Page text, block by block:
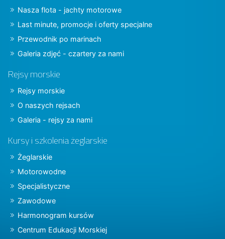
Nasza flota - jachty motorowe
Last minute, promocje i oferty specjalne
Przewodnik po marinach
Galeria zdjęć - czartery za nami
Rejsy morskie
Rejsy morskie
O naszych rejsach
Galeria - rejsy za nami
Kursy i szkolenia żeglarskie
Żeglarskie
Motorowodne
Specjalistyczne
Zawodowe
Harmonogram kursów
Centrum Edukacji Morskiej